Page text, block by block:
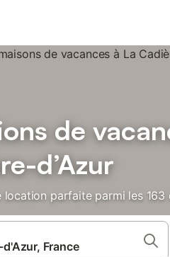
de
d’Azur
location parfaite parmi les 163